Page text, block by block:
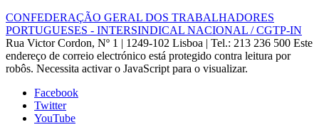
CONFEDERAÇÃO GERAL DOS TRABALHADORES
PORTUGUESES - INTERSINDICAL NACIONAL / CGTP-IN
Rua Victor Cordon, Nº 1 | 1249-102 Lisboa | Tel.: 213 236 500 Este
endereço de correio electrónico está protegido contra leitura por
robôs. Necessita activar o JavaScript para o visualizar.
Facebook
Twitter
YouTube